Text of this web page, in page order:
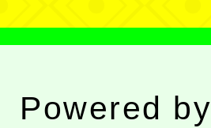
Powered by